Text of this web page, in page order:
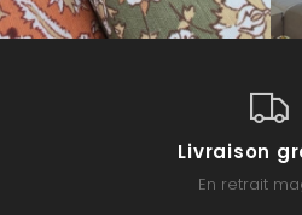
Livraison
En retrait